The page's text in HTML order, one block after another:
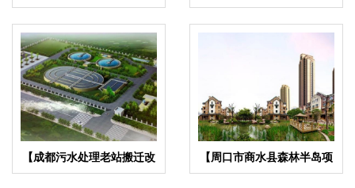
弹簧减震器合同
簧减震器合同
【成都污水处理老站搬迁改
扩建工程】橡胶接头合同
【周口市商水县森林半岛项
目】橡胶接头合同